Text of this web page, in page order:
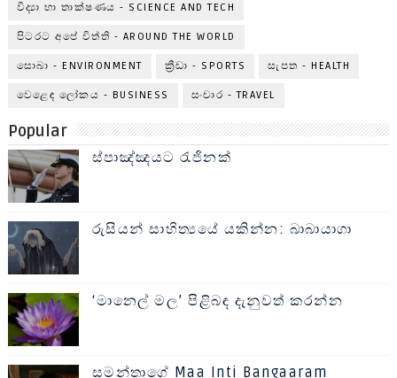
විද්‍යා හා තාක්ෂණය - SCIENCE AND TECH
පිටරට අපේ විත්ති - AROUND THE WORLD
සොබා - ENVIRONMENT ක්‍රීඩා - SPORTS සැපත - HEALTH
වෙළෙඳ ලෝකය - BUSINESS සංචාර - TRAVEL
Popular
ස්පාඤ්ඤයට රැජිනක්
රුසියන් සාහිත්‍යයේ යකින්න: බාබායාගා
‘මානෙල් මල’ පිළිබඳ දැනුවත් කරන්න
සමන්තාගේ Maa Inti Bangaaram